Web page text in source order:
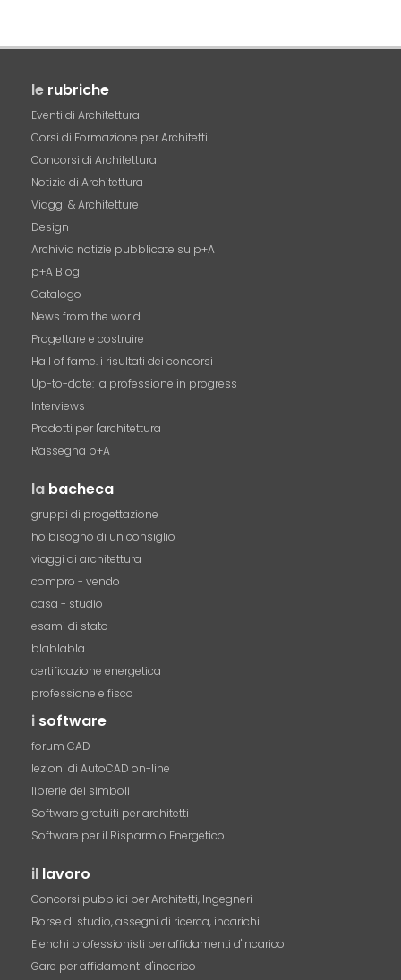
le rubriche
Eventi di Architettura
Corsi di Formazione per Architetti
Concorsi di Architettura
Notizie di Architettura
Viaggi & Architetture
Design
Archivio notizie pubblicate su p+A
p+A Blog
Catalogo
News from the world
Progettare e costruire
Hall of fame. i risultati dei concorsi
Up-to-date: la professione in progress
Interviews
Prodotti per l'architettura
Rassegna p+A
la bacheca
gruppi di progettazione
ho bisogno di un consiglio
viaggi di architettura
compro - vendo
casa - studio
esami di stato
blablabla
certificazione energetica
professione e fisco
i software
forum CAD
lezioni di AutoCAD on-line
librerie dei simboli
Software gratuiti per architetti
Software per il Risparmio Energetico
il lavoro
Concorsi pubblici per Architetti, Ingegneri
Borse di studio, assegni di ricerca, incarichi
Elenchi professionisti per affidamenti d'incarico
Gare per affidamenti d'incarico